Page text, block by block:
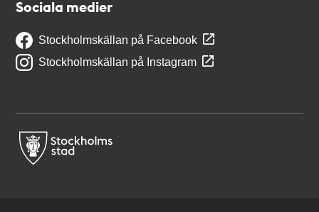
Sociala medier
Stockholmskällan på Facebook
Stockholmskällan på Instagram